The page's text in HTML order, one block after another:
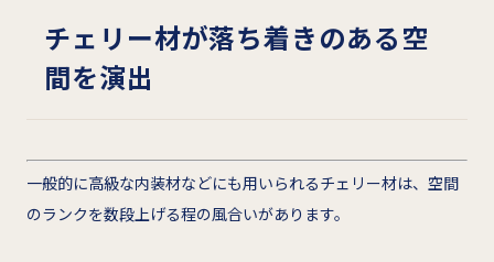
チェリー材が落ち着きのある空
間を演出
一般的に高級な内装材などにも用いられるチェリー材は、空間
のランクを数段上げる程の風合いがあります。